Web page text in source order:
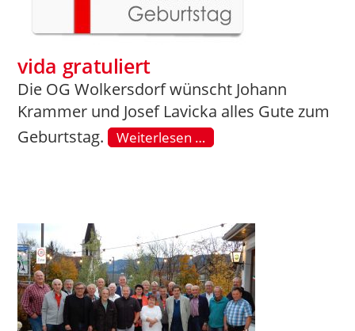
vida gratuliert
Die OG Wolkersdorf wünscht Johann
Krammer und Josef Lavicka alles Gute zum
Geburtstag. Weiterlesen …